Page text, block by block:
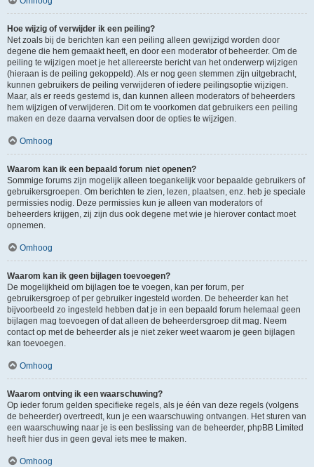
Hoe wijzig of verwijder ik een peiling?
Net zoals bij de berichten kan een peiling alleen gewijzigd worden door
degene die hem gemaakt heeft, en door een moderator of beheerder. Om de
peiling te wijzigen moet je het allereerste bericht van het onderwerp wijzigen
(hieraan is de peiling gekoppeld). Als er nog geen stemmen zijn uitgebracht,
kunnen gebruikers de peiling verwijderen of iedere peilingsoptie wijzigen.
Maar, als er reeds gestemd is, dan kunnen alleen moderators of beheerders
hem wijzigen of verwijderen. Dit om te voorkomen dat gebruikers een peiling
maken en deze daarna vervalsen door de opties te wijzigen.
Omhoog
Waarom kan ik een bepaald forum niet openen?
Sommige forums zijn mogelijk alleen toegankelijk voor bepaalde gebruikers of
gebruikersgroepen. Om berichten te zien, lezen, plaatsen, enz. heb je speciale
permissies nodig. Deze permissies kun je alleen van moderators of
beheerders krijgen, zij zijn dus ook degene met wie je hierover contact moet
opnemen.
Omhoog
Waarom kan ik geen bijlagen toevoegen?
De mogelijkheid om bijlagen toe te voegen, kan per forum, per
gebruikersgroep of per gebruiker ingesteld worden. De beheerder kan het
bijvoorbeeld zo ingesteld hebben dat je in een bepaald forum helemaal geen
bijlagen mag toevoegen of dat alleen de beheerdersgroep dit mag. Neem
contact op met de beheerder als je niet zeker weet waarom je geen bijlagen
kan toevoegen.
Omhoog
Waarom ontving ik een waarschuwing?
Op ieder forum gelden specifieke regels, als je één van deze regels (volgens
de beheerder) overtreedt, kun je een waarschuwing ontvangen. Het sturen van
een waarschuwing naar je is een beslissing van de beheerder, phpBB Limited
heeft hier dus in geen geval iets mee te maken.
Omhoog